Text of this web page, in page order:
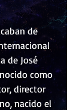
de
de José
como
director
nacido el